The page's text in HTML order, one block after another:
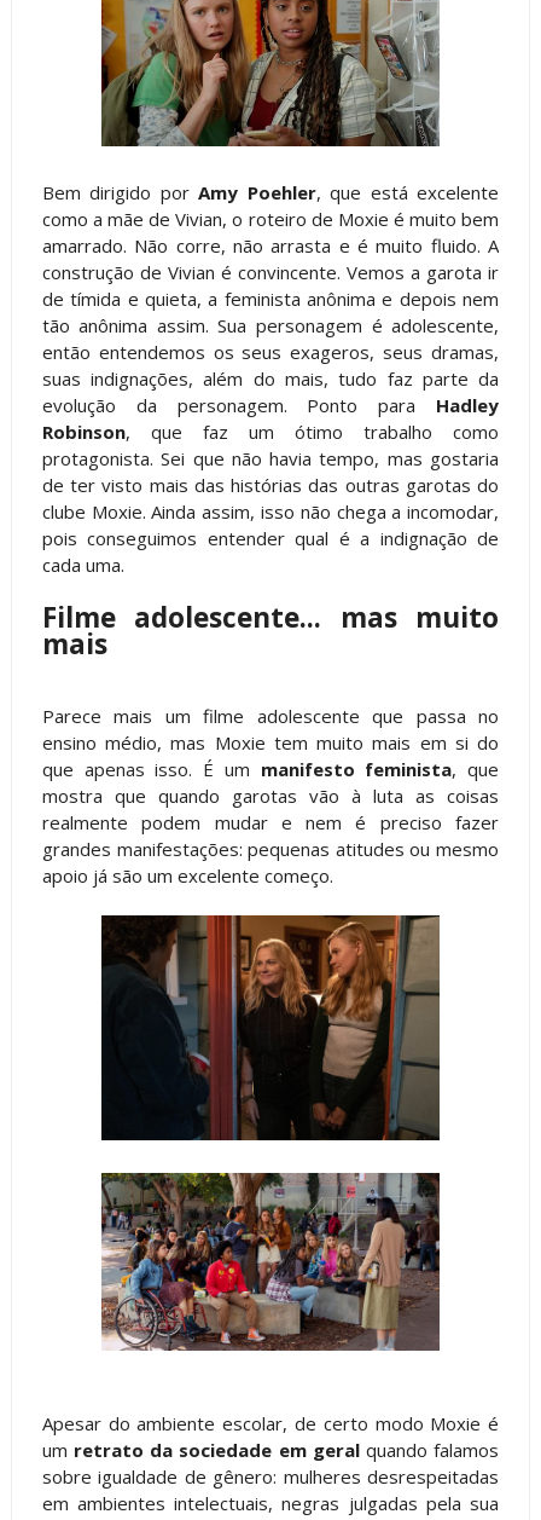
Bem dirigido porAmy Poehler, que está excelente
como a mãe de Vivian, o roteiro de Moxie é muito bem
amarrado. Não corre, não arrasta e é muito fluido. A
construção de Vivian é convincente. Vemos a garota ir
de tímida e quieta, a feminista anônima e depois nem
tão anônima assim. Sua personagem é adolescente,
então entendemos os seus exageros, seus dramas,
suas indignações, além do mais, tudo faz parte da
evolução da personagem. Ponto para Hadley
Robinson, que faz um ótimo trabalho como
protagonista. Sei que não havia tempo, mas gostaria
de ter visto mais das histórias das outras garotas do
clube Moxie. Ainda assim, isso não chega a incomodar,
pois conseguimos entender qual é a indignação de
cada uma.
Filme adolescente... mas muito
mais
Parece mais um filme adolescente que passa no
ensino médio, mas Moxie tem muito mais em si do
que apenas isso. É um manifesto feminista, que
mostra que quando garotas vão à luta as coisas
realmente podem mudar e nem é preciso fazer
grandes manifestações: pequenas atitudes ou mesmo
apoio já são um excelente começo.
Apesar do ambiente escolar, de certo modo Moxie é
um retrato da sociedade em geralquando falamos
sobre igualdade de gênero: mulheres desrespeitadas
em ambientes intelectuais, negras julgadas pela sua